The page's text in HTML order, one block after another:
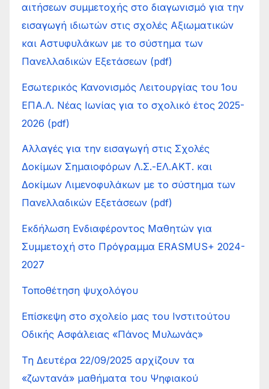
αιτήσεων συμμετοχής στο διαγωνισμό για την
εισαγωγή ιδιωτών στις σχολές Αξιωματικών
και Αστυφυλάκων με το σύστημα των
Πανελλαδικών Εξετάσεων (pdf)
Εσωτερικός Κανονισμός Λειτουργίας του 1ου
ΕΠΑ.Λ. Νέας Ιωνίας για το σχολικό έτος 2025-
2026 (pdf)
Αλλαγές για την εισαγωγή στις Σχολές
Δοκίμων Σημαιοφόρων Λ.Σ.-ΕΛ.ΑΚΤ. και
Δοκίμων Λιμενοφυλάκων με το σύστημα των
Πανελλαδικών Εξετάσεων (pdf)
Εκδήλωση Ενδιαφέροντος Μαθητών για
Συμμετοχή στο Πρόγραμμα ERASMUS+ 2024-
2027
Τοποθέτηση ψυχολόγου
Επίσκεψη στο σχολείο μας του Ινστιτούτου
Οδικής Ασφάλειας «Πάνος Μυλωνάς»
Τη Δευτέρα 22/09/2025 αρχίζουν τα
«ζωντανά» μαθήματα του Ψηφιακού